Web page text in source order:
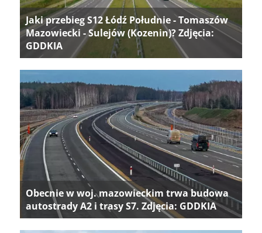
Jaki przebieg S12 Łódź Południe - Tomaszów
Mazowiecki - Sulejów (Kozenin)? Zdjęcia:
GDDKIA
Obecnie w woj. mazowieckim trwa budowa
autostrady A2 i trasy S7. Zdjęcia: GDDKIA